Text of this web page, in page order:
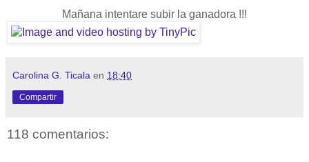
Mañana intentare subir la ganadora !!!
Carolina G. Ticala en 18:40
Compartir
118 comentarios: